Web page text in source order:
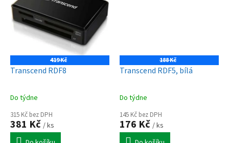
419 Kč
Transcend RDF8
Do týdne
315 Kč bez DPH
381 Kč / ks
188 Kč
Transcend RDF5, bílá
Do týdne
145 Kč bez DPH
176 Kč / ks